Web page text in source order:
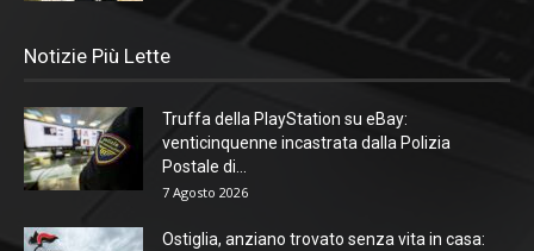
Notizie Più Lette
Truffa della PlayStation su eBay:
venticinquenne incastrata dalla Polizia
Postale di...
7 Agosto 2026
Ostiglia, anziano trovato senza vita in casa: